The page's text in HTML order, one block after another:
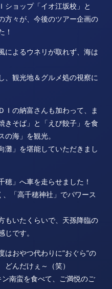
ショップ「イオ江坂校」と
方々が、今後のツアー企画の
！
よるウネリが取れず、海は
、観光地＆グルメ処の視察に
Ｉの納富さんも加わって、ま
きそば」と「えび餃子」を食
海」を観光。
灘」を堪能していただきまし
穂」へ車を走らせました！
、「高千穂神社」でパワース
もいたくらいで、天孫降臨の
です。
はおやつ代わりに”おぐら”の
んだけぇ～（笑）
南蛮を食べて、ご満悦のご